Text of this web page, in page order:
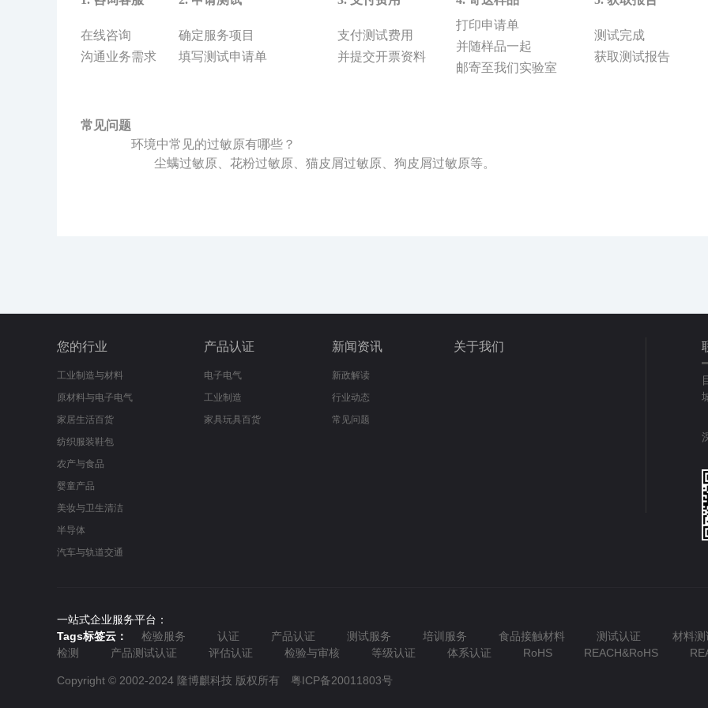
在线咨询
沟通业务需求
确定服务项目
填写测试申请单
支付测试费用
并提交开票资料
打印申请单
并随样品一起
邮寄至我们实验室
测试完成
获取测试报告
常见问题
环境中常见的过敏原有哪些？
尘螨过敏原、花粉过敏原、猫皮屑过敏原、狗皮屑过敏原等。
您的行业
工业制造与材料
原材料与电子电气
家居生活百货
纺织服装鞋包
农产与食品
婴童产品
美妆与卫生清洁
半导体
汽车与轨道交通
产品认证
电子电气
工业制造
家具玩具百货
新闻资讯
新政解读
行业动态
常见问题
关于我们
一站式企业服务平台：
Tags标签云：
检验服务 认证 产品认证 测试服务 培训服务 食品接触材料 测试认证
材料测
检测
产品测试认证 评估认证 检验与审核 等级认证 体系认证 RoHS REACH&RoHS
Copyright © 2002-2024 隆博麒科技 版权所有 粤ICP备20011803号